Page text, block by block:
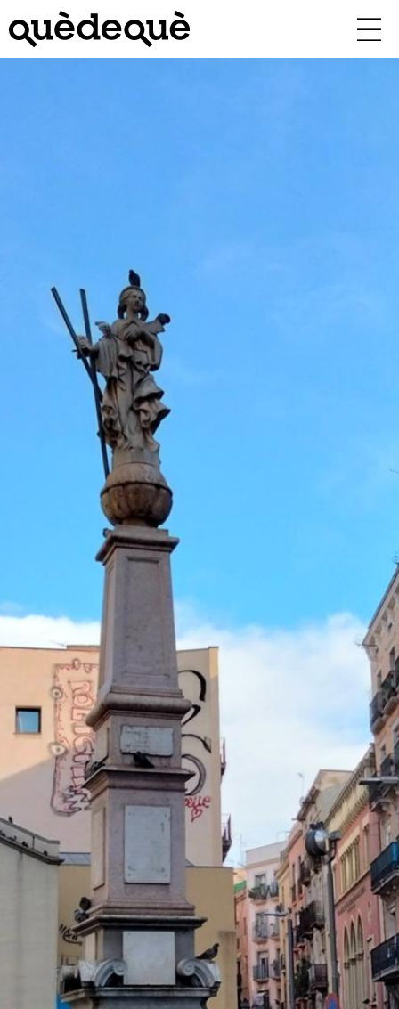
contingut